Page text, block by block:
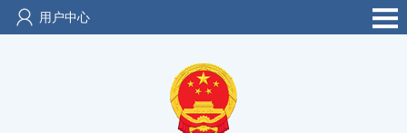
用户中心